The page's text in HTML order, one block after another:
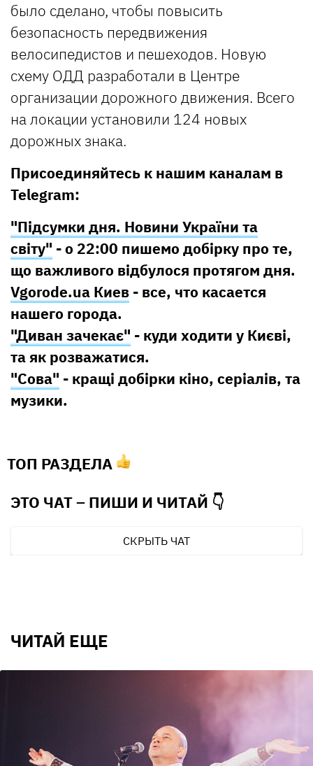
было сделано, чтобы повысить
безопасность передвижения
велосипедистов и пешеходов. Новую
схему ОДД разработали в Центре
организации дорожного движения. Всего
на локации установили 124 новых
дорожных знака.
Присоединяйтесь к нашим каналам в
Telegram:
"Підсумки дня. Новини України та
світу" - о 22:00 пишемо добірку про те,
що важливого відбулося протягом дня.
Vgorode.ua Киев - все, что касается
нашего города.
"Диван зачекає" - куди ходити у Києві,
та як розважатися.
"Сова" - кращі добірки кіно, серіалів, та
музики.
ТОП РАЗДЕЛА
ЭТО ЧАТ – ПИШИ И ЧИТАЙ 👇
СКРЫТЬ ЧАТ
ЧИТАЙ ЕЩЕ